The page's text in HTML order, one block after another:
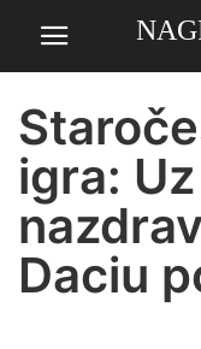
igra:
Daciu